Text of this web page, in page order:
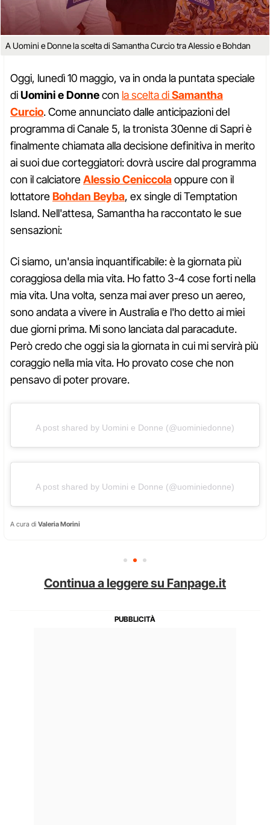
A Uomini e Donne la scelta di Samantha Curcio tra Alessio e Bohdan
Oggi, lunedì 10 maggio, va in onda la puntata speciale
diUomini e Donnecon la scelta diSamantha
Curcio. Come annunciato dalle anticipazioni del
programma di Canale 5, la tronista 30enne di Sapri è
finalmente chiamata alla decisione definitiva in merito
ai suoi due corteggiatori: dovrà uscire dal programma
con il calciatoreAlessio Ceniccolaoppure con il
lottatoreBohdan Beyba, ex single di Temptation
Island. Nell'attesa, Samantha ha raccontato le sue
sensazioni:
Ci siamo, un'ansia inquantificabile: è la giornata più
coraggiosa della mia vita. Ho fatto 3-4 cose forti nella
mia vita. Una volta, senza mai aver preso un aereo,
sono andata a vivere in Australia e l'ho detto ai miei
due giorni prima. Mi sono lanciata dal paracadute.
Però credo che oggi sia la giornata in cui mi servirà più
coraggio nella mia vita. Ho provato cose che non
pensavo di poter provare.
A post shared by Uomini e Donne (@uominiedonne)
A post shared by Uomini e Donne (@uominiedonne)
A cura di Valeria Morini
Continua a leggere su Fanpage.it